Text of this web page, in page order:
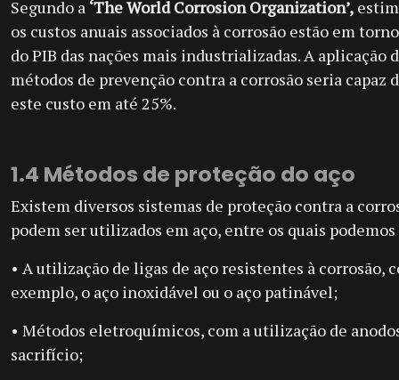
Segundo a ‘The World Corrosion Organization’,
os custos anuais associados à corrosão estão em
do PIB das nações mais industrializadas. A aplicação
métodos de prevenção contra a corrosão seria capaz
este custo em até 25%.
1.4 Métodos de proteção do aço
Existem diversos sistemas de proteção contra a
podem ser utilizados em aço, entre os quais
• A utilização de ligas de aço resistentes à corrosão,
exemplo, o aço inoxidável ou o aço patinável;
• Métodos eletroquímicos, com a utilização de
sacrifício;